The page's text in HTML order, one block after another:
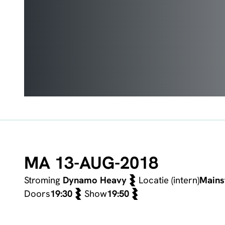
MA 13-AUG-2018
Stroming Dynamo Heavy Locatie (intern)
Doors19:30 Show19:50